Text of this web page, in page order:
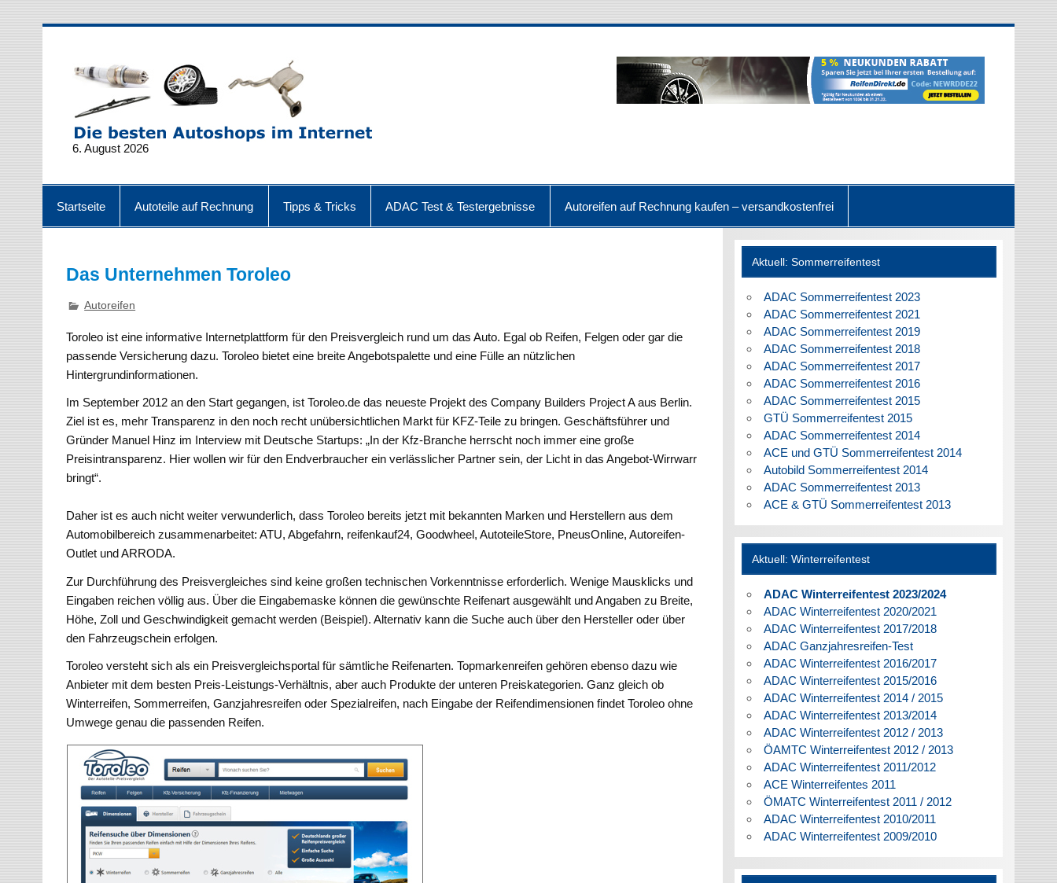
6. August 2026
Startseite Autoteile auf Rechnung Tipps & Tricks ADAC Test & Testergebnisse Autoreifen auf Rechnung kaufen – versandkostenfrei
Das Unternehmen Toroleo
Autoreifen
Toroleo ist eine informative Internetplattform für den Preisvergleich rund um das Auto. Egal ob Reifen, Felgen oder gar die
passende Versicherung dazu. Toroleo bietet eine breite Angebotspalette und eine Fülle an nützlichen
Hintergrundinformationen.
Im September 2012 an den Start gegangen, ist Toroleo.de das neueste Projekt des Company Builders Project A aus Berlin.
Ziel ist es, mehr Transparenz in den noch recht unübersichtlichen Markt für KFZ-Teile zu bringen. Geschäftsführer und
Gründer Manuel Hinz im Interview mit Deutsche Startups: „In der Kfz-Branche herrscht noch immer eine große
Preisintransparenz. Hier wollen wir für den Endverbraucher ein verlässlicher Partner sein, der Licht in das Angebot-Wirrwarr
bringt“.
Daher ist es auch nicht weiter verwunderlich, dass Toroleo bereits jetzt mit bekannten Marken und Herstellern aus dem
Automobilbereich zusammenarbeitet: ATU, Abgefahrn, reifenkauf24, Goodwheel, AutoteileStore, PneusOnline, Autoreifen-
Outlet und ARRODA.
Zur Durchführung des Preisvergleiches sind keine großen technischen Vorkenntnisse erforderlich. Wenige Mausklicks und
Eingaben reichen völlig aus. Über die Eingabemaske können die gewünschte Reifenart ausgewählt und Angaben zu Breite,
Höhe, Zoll und Geschwindigkeit gemacht werden (Beispiel). Alternativ kann die Suche auch über den Hersteller oder über
den Fahrzeugschein erfolgen.
Toroleo versteht sich als ein Preisvergleichsportal für sämtliche Reifenarten. Topmarkenreifen gehören ebenso dazu wie
Anbieter mit dem besten Preis-Leistungs-Verhältnis, aber auch Produkte der unteren Preiskategorien. Ganz gleich ob
Winterreifen, Sommerreifen, Ganzjahresreifen oder Spezialreifen, nach Eingabe der Reifendimensionen findet Toroleo ohne
Umwege genau die passenden Reifen.
Aktuell: Sommerreifentest
ADAC Sommerreifentest 2023
ADAC Sommerreifentest 2021
ADAC Sommerreifentest 2019
ADAC Sommerreifentest 2018
ADAC Sommerreifentest 2017
ADAC Sommerreifentest 2016
ADAC Sommerreifentest 2015
GTÜ Sommerreifentest 2015
ADAC Sommerreifentest 2014
ACE und GTÜ Sommerreifentest 2014
Autobild Sommerreifentest 2014
ADAC Sommerreifentest 2013
ACE & GTÜ Sommerreifentest 2013
Aktuell: Winterreifentest
ADAC Winterreifentest 2023/2024
ADAC Winterreifentest 2020/2021
ADAC Winterreifentest 2017/2018
ADAC Ganzjahresreifen-Test
ADAC Winterreifentest 2016/2017
ADAC Winterreifentest 2015/2016
ADAC Winterreifentest 2014 / 2015
ADAC Winterreifentest 2013/2014
ADAC Winterreifentest 2012 / 2013
ÖAMTC Winterreifentest 2012 / 2013
ADAC Winterreifentest 2011/2012
ACE Winterreifentes 2011
ÖMATC Winterreifentest 2011 / 2012
ADAC Winterreifentest 2010/2011
ADAC Winterreifentest 2009/2010